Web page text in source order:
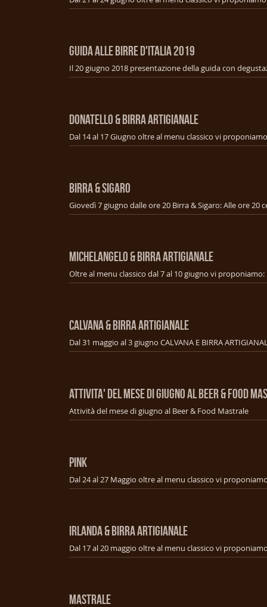
GUIDA ALLE BIRRE D'ITALIA 2019
Il 20 giugno 2018 presentazione della guida con
DONATELLO & BIRRA ARTIGIANALE
BIRRA & SIGARO
MICHELANGELO & BIRRA ARTIGIANALE
CALVANA & BIRRA ARTIGIANALE
ATTIVITA' DEL MESE DI GIUGNO AL BEER & FOOD
Attività del mese di giugno al Beer & Food Mastrale
PINK
IRLANDA & BIRRA ARTIGIANALE
MASTRALE